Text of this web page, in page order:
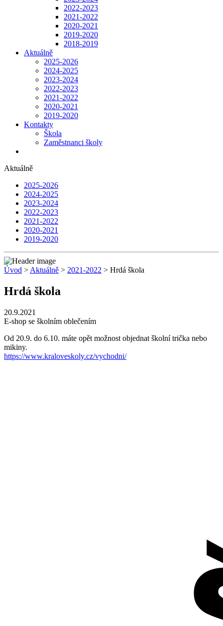
2022-2023
2021-2022
2020-2021
2019-2020
2018-2019
Aktuálně
2025-2026
2024-2025
2023-2024
2022-2023
2021-2022
2020-2021
2019-2020
Kontakty
Škola
Zaměstnanci školy
Aktuálně
2025-2026
2024-2025
2023-2024
2022-2023
2021-2022
2020-2021
2019-2020
Úvod > Aktuálně > 2021-2022 > Hrdá škola
Hrdá škola
20.9.2021
E-shop se školním oblečením
Od 20.9. do 6.10. máte opět možnost objednat školní trička nebo
mikiny.
https://www.kraloveskoly.cz/vychodni/